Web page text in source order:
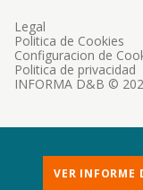
INFORMA D&B ©
Legal
Politica de Cookies
Configuracion de
Politica de privacidad
VER INFORME